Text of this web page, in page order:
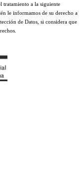
tratamiento a la siguiente
le informamos de su derecho a
de Datos, si considera que